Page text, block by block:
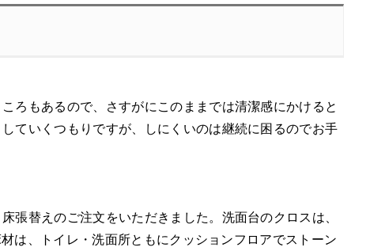
ろもあるので、さすがにこのままでは清潔感にかけると
ていくつもりですが、しにくいのは継続に困るのでお手
張替えのご注文をいただきました。洗面台のクロスは、
は、トイレ・洗面所ともにクッションフロアでストーン